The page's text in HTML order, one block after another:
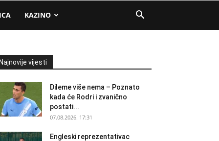
KAZINO
Najnovije vijesti
Dileme više nema – Poznato
kada će Rodri i zvanično
postati...
07.08.2026. 17:31
Engleski reprezentativac